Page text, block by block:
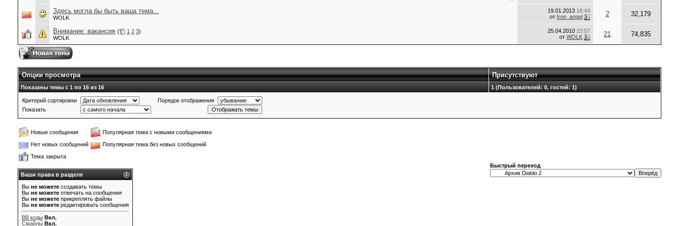
Здесь могла бы быть ваша тема...
WOLK
19.01.2013 18:44
от Iron_angel 2 32,179
Внимание: вакансия ( 1 2 3)
WOLK
25.04.2010 23:57
от WOLK 21 74,835
Опции просмотра Присутствуют
Показаны темы с 1 по 16 из 16 1 (Пользователей: 0, гостей: 1)
Критерий сортировки
Порядок отображения
Показать
Новые сообщения
Популярная тема с новыми сообщениями
Нет новых сообщений
Популярная тема без новых сообщений
Тема закрыта
Ваши права в разделе
Вы не можете создавать темы
Вы не можете отвечать на сообщения
Вы не можете прикреплять файлы
Вы не можете редактировать сообщения
BB коды Вкл.
Смайлы Вкл.
Быстрый переход